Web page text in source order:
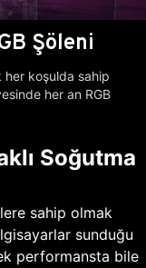
Şöleni
her koşulda sahip
her an RGB
Soğutma
sahip olmak
sunduğu
performansta bile